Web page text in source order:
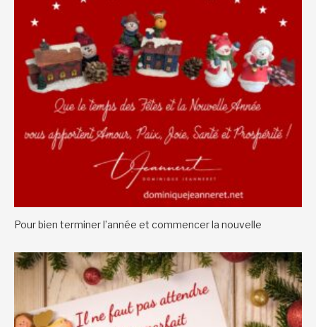
Pour bien terminer l’année et commencer la nouvelle